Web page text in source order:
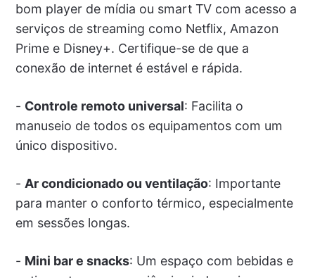
bom player de mídia ou smart TV com acesso a
serviços de streaming como Netflix, Amazon
Prime e Disney+. Certifique-se de que a
conexão de internet é estável e rápida.
- Controle remoto universal: Facilita o
manuseio de todos os equipamentos com um
único dispositivo.
- Ar condicionado ou ventilação: Importante
para manter o conforto térmico, especialmente
em sessões longas.
- Mini bar e snacks: Um espaço com bebidas e